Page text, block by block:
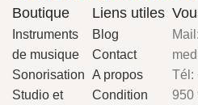
Boutique
Instruments
de musique
Sonorisation
Studio et
Liens utiles
Blog
Contact
A propos
Condition
Mail:
Tél:
950